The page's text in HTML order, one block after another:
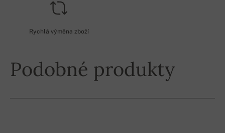
Rychlá výměna zboží
Podobné produkty